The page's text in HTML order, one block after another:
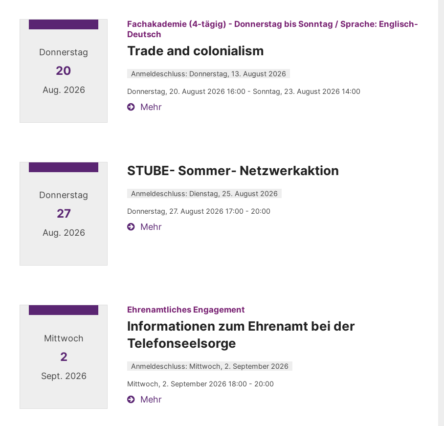
Donnerstag
20
Aug. 2026
Fachakademie (4-tägig) - Donnerstag bis Sonntag / Sprache: Englisch-
Deutsch
Trade and colonialism
Anmeldeschluss: Donnerstag, 13. August 2026
Donnerstag, 20. August 2026 16:00 - Sonntag, 23. August 2026 14:00
Mehr
Donnerstag
27
Aug. 2026
STUBE- Sommer- Netzwerkaktion
Anmeldeschluss: Dienstag, 25. August 2026
Donnerstag, 27. August 2026 17:00 - 20:00
Mehr
Mittwoch
2
Sept. 2026
Ehrenamtliches Engagement
Informationen zum Ehrenamt bei der
Telefonseelsorge
Anmeldeschluss: Mittwoch, 2. September 2026
Mittwoch, 2. September 2026 18:00 - 20:00
Mehr